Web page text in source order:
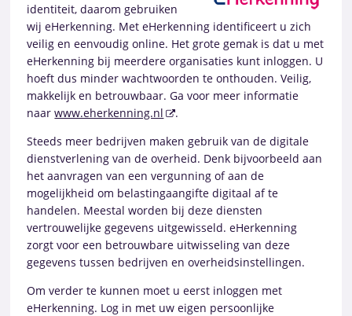
identiteit, daarom gebruiken
wij eHerkenning. Met eHerkenning identificeert u zich
veilig en eenvoudig online. Het grote gemak is dat u met
eHerkenning bij meerdere organisaties kunt inloggen. U
hoeft dus minder wachtwoorden te onthouden. Veilig,
makkelijk en betrouwbaar. Ga voor meer informatie
naarwww.eherkenning.nl
.
Steeds meer bedrijven maken gebruik van de digitale
dienstverlening van de overheid. Denk bijvoorbeeld aan
het aanvragen van een vergunning of aan de
mogelijkheid om belastingaangifte digitaal af te
handelen. Meestal worden bij deze diensten
vertrouwelijke gegevens uitgewisseld. eHerkenning
zorgt voor een betrouwbare uitwisseling van deze
gegevens tussen bedrijven en overheidsinstellingen.
Om verder te kunnen moet u eerst inloggen met
eHerkenning. Log in met uw eigen persoonlijke